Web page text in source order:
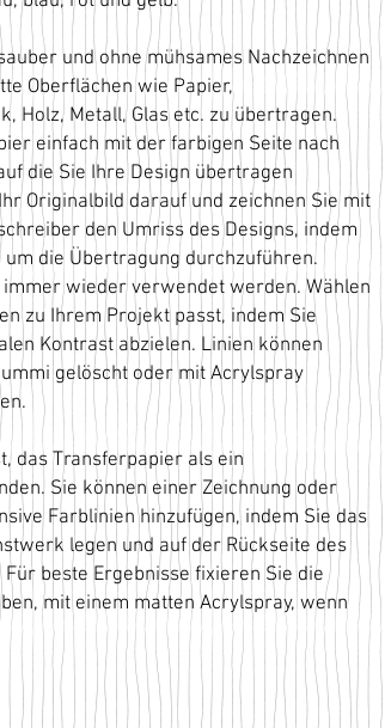
und ohne mühsames Nachzeichnen
Oberflächen wie Papier,
Holz, Metall, Glas etc. zu übertragen.
einfach mit der farbigen Seite nach
die Sie Ihre Design übertragen
Originalbild darauf und zeichnen Sie mit
den Umriss des Designs, indem
um die Übertragung durchzuführen.
wieder verwendet werden. Wählen
zu Ihrem Projekt passt, indem Sie
Kontrast abzielen. Linien können
gelöscht oder mit Acrylspray
das Transferpapier als ein
Sie können einer Zeichnung oder
Farblinien hinzufügen, indem Sie das
legen und auf der Rückseite des
beste Ergebnisse fixieren Sie die
mit einem matten Acrylspray, wenn